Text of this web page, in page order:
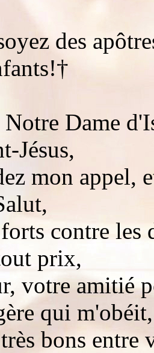
des
Notre Dame
Jésus,
mon appel,
contre les
prix,
votre amitié
qui m'obéit,
bons entre